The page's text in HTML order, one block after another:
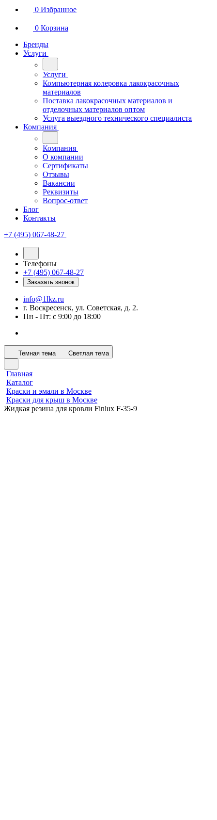
0 Избранное
0 Корзина
Бренды
Услуги
Услуги
Компьютерная колеровка лакокрасочных
материалов
Поставка лакокрасочных материалов и
отделочных материалов оптом
Услуга выездного технического специалиста
Компания
Компания
О компании
Сертификаты
Отзывы
Вакансии
Реквизиты
Вопрос-ответ
Блог
Контакты
+7 (495) 067-48-27
Телефоны
+7 (495) 067-48-27
Заказать звонок
info@1lkz.ru
г. Воскресенск, ул. Советская, д. 2.
Пн - Пт: с 9:00 до 18:00
Темная тема Светлая тема
Главная
Каталог
Краски и эмали в Москве
Краски для крыш в Москве
Жидкая резина для кровли Finlux F-35-9